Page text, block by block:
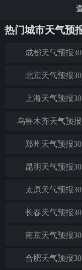
热门城市天气预
成都天气预报
北京天气预报
上海天气预报
乌鲁木齐天气预
郑州天气预报
昆明天气预报
太原天气预报
长春天气预报
南京天气预报
合肥天气预报